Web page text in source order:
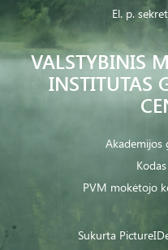
VALSTYBINIS
INSTITUTAS
Akademijos
PVM mokėtojo
El. p.
Sukurta